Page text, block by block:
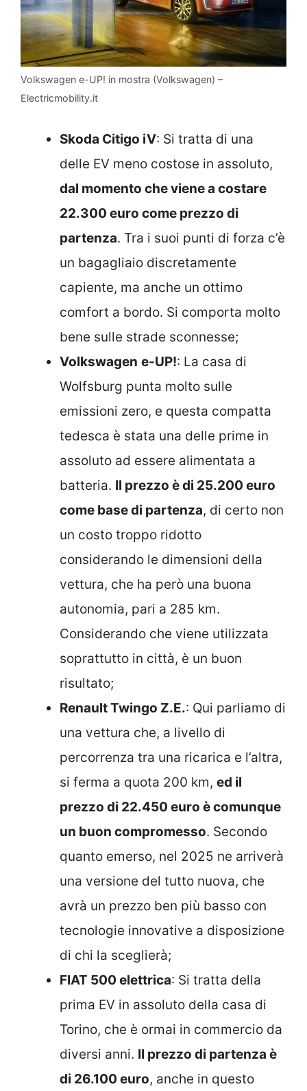
Volkswagen e-UP! in mostra (Volkswagen) –
Electricmobility.it
Skoda Citigo iV: Si tratta di una
delle EV meno costose in assoluto,
dal momento che viene a costare
22.300 euro come prezzo di
partenza. Tra i suoi punti di forza c’è
un bagagliaio discretamente
capiente, ma anche un ottimo
comfort a bordo. Si comporta molto
bene sulle strade sconnesse;
Volkswagen e-UP!: La casa di
Wolfsburg punta molto sulle
emissioni zero, e questa compatta
tedesca è stata una delle prime in
assoluto ad essere alimentata a
batteria. Il prezzo è di 25.200 euro
come base di partenza, di certo non
un costo troppo ridotto
considerando le dimensioni della
vettura, che ha però una buona
autonomia, pari a 285 km.
Considerando che viene utilizzata
soprattutto in città, è un buon
risultato;
Renault Twingo Z.E.: Qui parliamo di
una vettura che, a livello di
percorrenza tra una ricarica e l’altra,
si ferma a quota 200 km, ed il
prezzo di 22.450 euro è comunque
un buon compromesso. Secondo
quanto emerso, nel 2025 ne arriverà
una versione del tutto nuova, che
avrà un prezzo ben più basso con
tecnologie innovative a disposizione
di chi la sceglierà;
FIAT 500 elettrica: Si tratta della
prima EV in assoluto della casa di
Torino, che è ormai in commercio da
diversi anni. Il prezzo di partenza è
di 26.100 euro, anche in questo